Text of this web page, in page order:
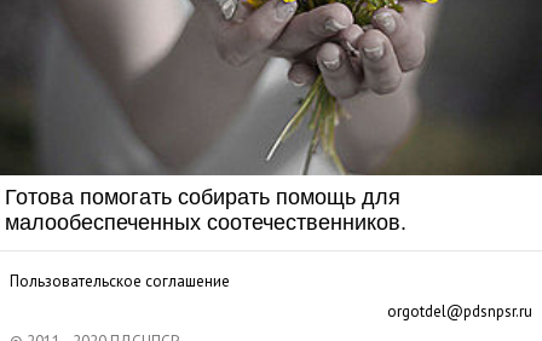
Готова помогать собирать помощь для
малообеспеченных соотечественников.
Пользовательское соглашение
orgotdel@pdsnpsr.ru